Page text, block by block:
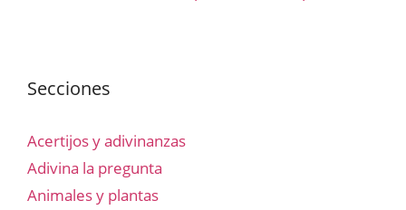
Secciones
Acertijos y adivinanzas
Adivina la pregunta
Animales y plantas